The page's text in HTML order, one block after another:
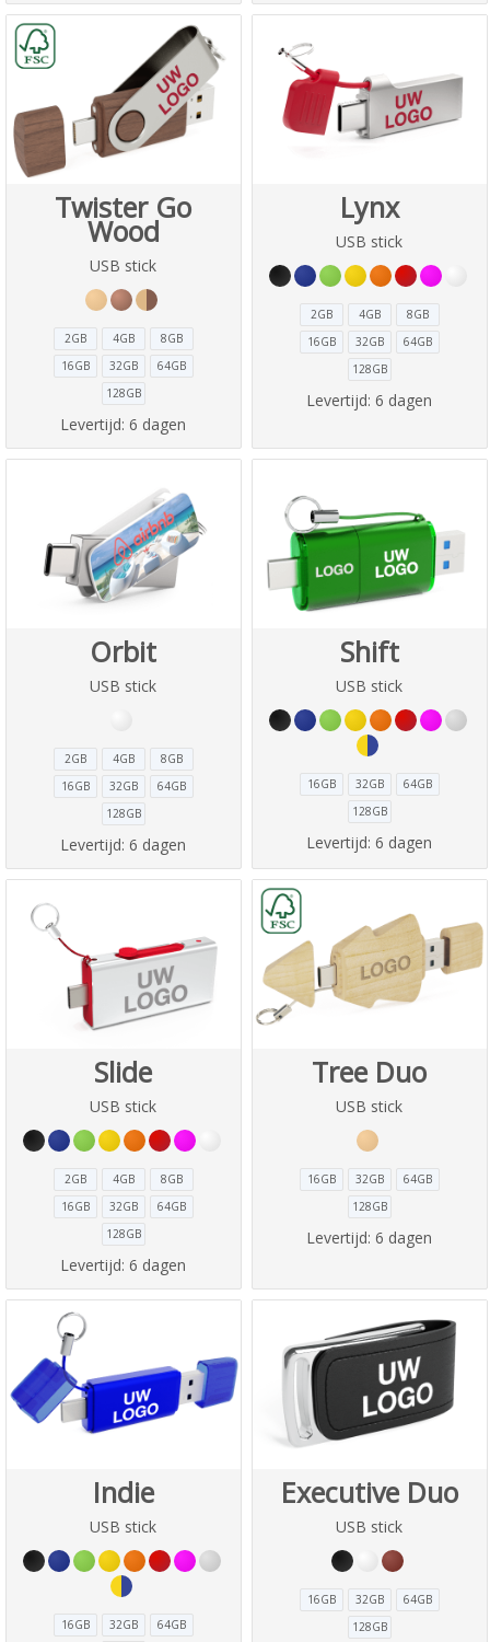
Twister Go
Wood
USB stick
2GB 4GB
8GB
16GB
32GB
64GB
128GB
Levertijd: 6 dagen
Lynx
USB stick
2GB 4GB
8GB
16GB
32GB
64GB
128GB
Levertijd: 6 dagen
Orbit
USB stick
2GB 4GB
8GB
16GB
32GB
64GB
128GB
Levertijd: 6 dagen
Shift
USB stick
16GB 32GB
64GB
128GB
Levertijd: 6 dagen
Slide
USB stick
2GB 4GB
8GB
16GB
32GB
64GB
128GB
Levertijd: 6 dagen
Tree Duo
USB stick
16GB 32GB
64GB
128GB
Levertijd: 6 dagen
Indie
USB stick
16GB 32GB
64GB
Executive Duo
USB stick
16GB 32GB
64GB
128GB